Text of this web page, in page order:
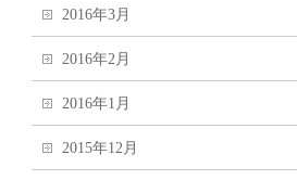
2016年3月
2016年2月
2016年1月
2015年12月